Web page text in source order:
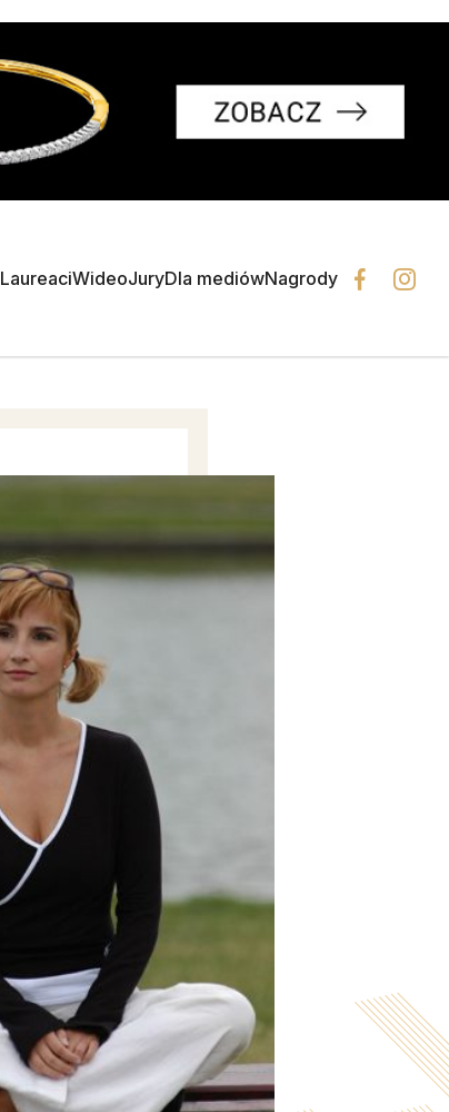
LaureaciWideoJuryDla mediówNagrody